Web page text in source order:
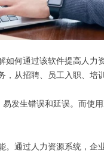
如何通过该软件提高人力
从招聘、员工入职、培
发生错误和延误。而使
通过人力资源系统，